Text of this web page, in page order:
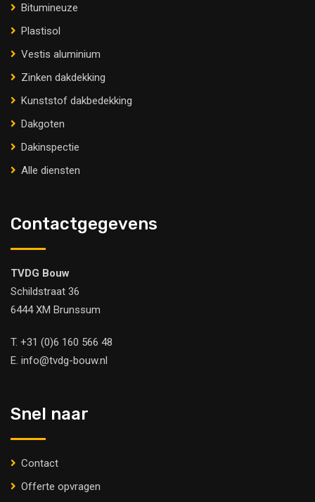
Bitumineuze
Plastisol
Vestis aluminium
Zinken dakdekking
Kunststof dakbedekking
Dakgoten
Dakinspectie
Alle diensten
Contactgegevens
TVDG Bouw
Schildstraat 36
6444 XM Brunssum
T. +31 (0)6 160 566 48
E. info@tvdg-bouw.nl
Snel naar
Contact
Offerte opvragen